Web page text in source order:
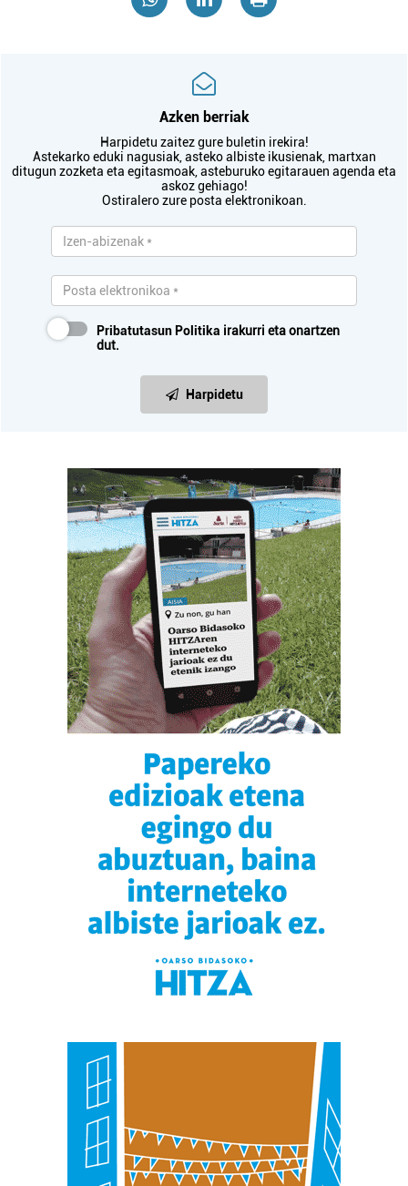
Azken berriak
Harpidetu zaitez gure buletin irekira!
Astekarko eduki nagusiak, asteko albiste ikusienak, martxan
ditugun zozketa eta egitasmoak, asteburuko egitarauen agenda eta
askoz gehiago!
Ostiralero zure posta elektronikoan.
Pribatutasun Politika irakurri eta onartzen
dut.
Harpidetu